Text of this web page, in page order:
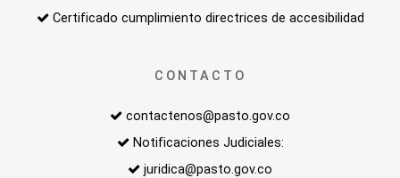
Certificado cumplimiento directrices de accesibilidad
CONTACTO
contactenos@pasto.gov.co
Notificaciones Judiciales:
juridica@pasto.gov.co